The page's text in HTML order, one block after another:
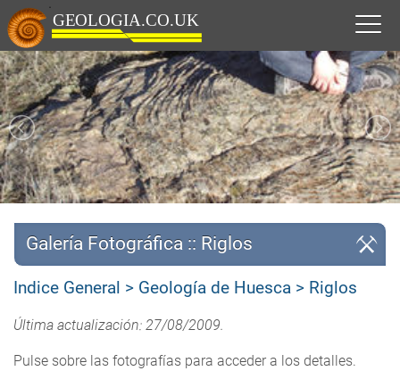
Galería Fotográfica :: Riglos
Indice General Geología de Huesca Riglos
Última actualización: 27/08/2009.
Pulse sobre las fotografías para acceder a los detalles.